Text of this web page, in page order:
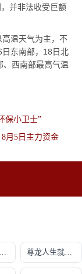
并非法收受巨额
温天气为主，不
东南部，18日北
、西南部最高气温
保小卫士”
8月5日主力资金
凯发k8娱乐游戏大厅 尊龙人生就是-首页